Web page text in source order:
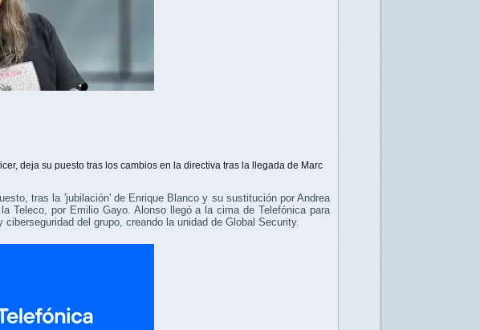
deja su puesto tras los cambios en la directiva tras la llegada de Marc
tras la 'jubilación' de Enrique Blanco y su sustitución por Andrea
Teleco, por Emilio Gayo. Alonso llegó a la cima de Telefónica para
del grupo, creando la unidad de Global Security.